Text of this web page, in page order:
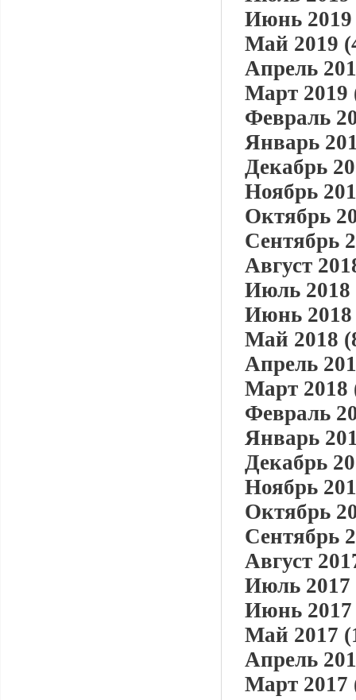
Июнь 2019
Май 2019
Апрель
Март 2019
Февраль
Январь
Декабрь
Ноябрь
Октябрь
Сентябрь
Август
Июль 2018
Июнь 2018
Май 2018
Апрель
Март 2018
Февраль
Январь
Декабрь
Ноябрь
Октябрь
Сентябрь
Август
Июль 2017
Июнь 2017
Май 2017
Апрель
Март 2017